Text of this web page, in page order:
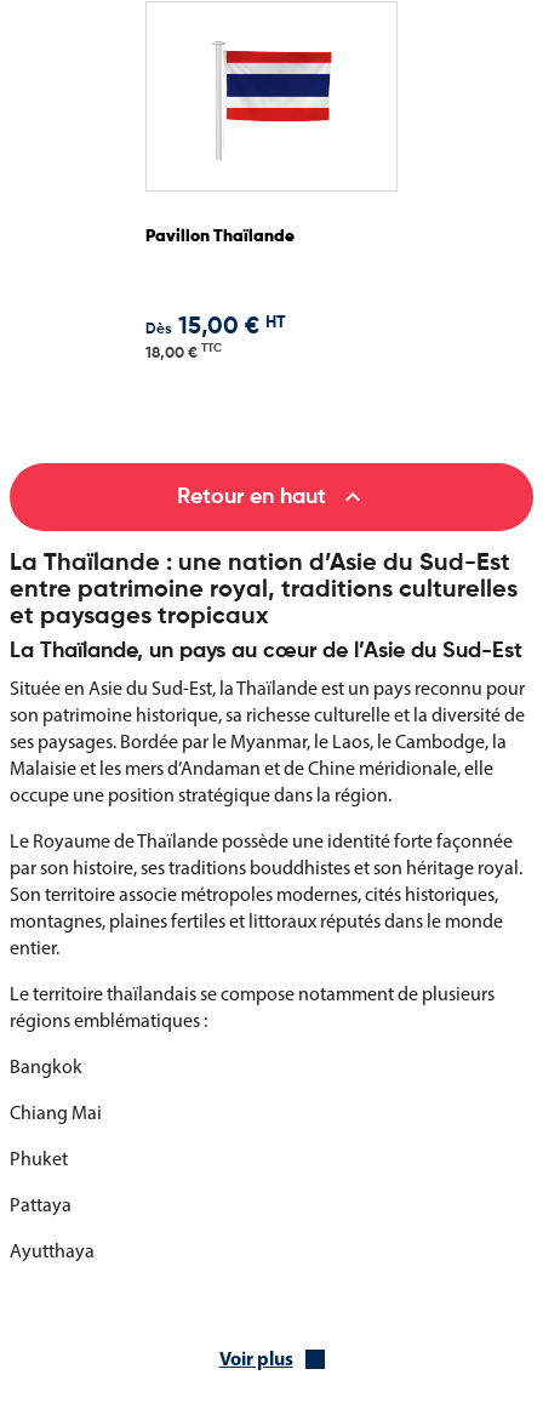
Pavillon Thaïlande
Dès 15,00 € HT
18,00 € TTC
Retour en haut 
La Thaïlande : une nation d’Asie du Sud-Est
entre patrimoine royal, traditions culturelles
et paysages tropicaux
La Thaïlande, un pays au cœur de l’Asie du Sud-Est
Située en Asie du Sud-Est, la Thaïlande est un pays reconnu pour
son patrimoine historique, sa richesse culturelle et la diversité de
ses paysages. Bordée par le Myanmar, le Laos, le Cambodge, la
Malaisie et les mers d’Andaman et de Chine méridionale, elle
occupe une position stratégique dans la région.
Le Royaume de Thaïlande possède une identité forte façonnée
par son histoire, ses traditions bouddhistes et son héritage royal.
Son territoire associe métropoles modernes, cités historiques,
montagnes, plaines fertiles et littoraux réputés dans le monde
entier.
Le territoire thaïlandais se compose notamment de plusieurs
régions emblématiques :
Bangkok
Chiang Mai
Phuket
Pattaya
Ayutthaya
Sukhothaï et d’Ayutthaya, ainsi que par sa capacité à préserver
Voir plus